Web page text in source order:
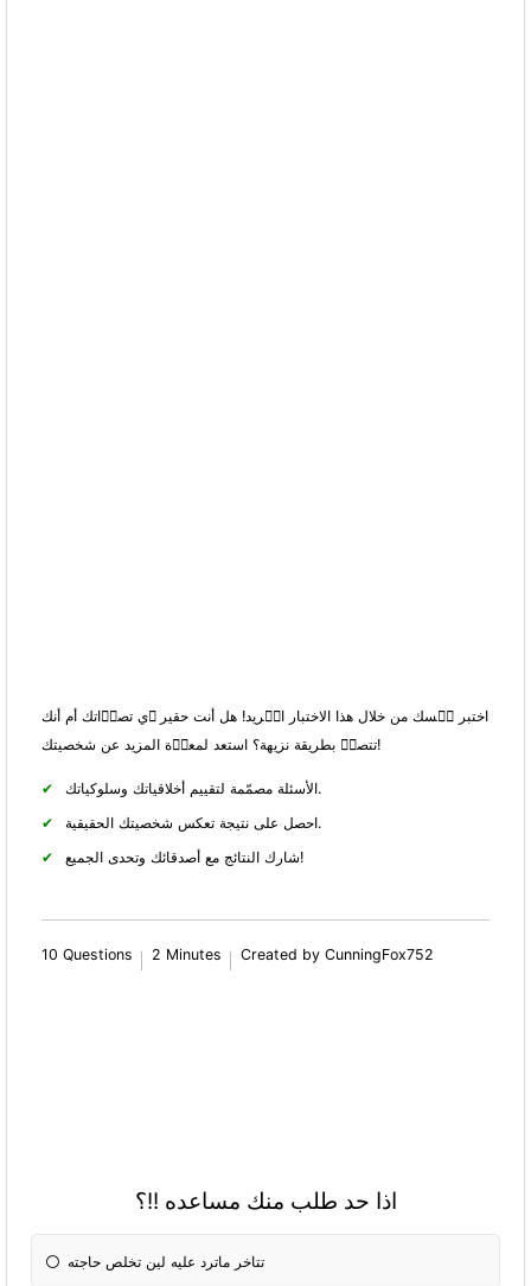
اختبر نٝسك من خلال هذا الاختبار الٝريد! هل أنت حقير ٝي تصرٝاتك أم أنك
تتصرٝ بطريقة نزيهة؟ استعد لمعرٝة المزيد عن شخصيتك!
الأسئلة مصمّمة لتقييم أخلاقياتك وسلوكياتك.
احصل على نتيجة تعكس شخصيتك الحقيقية.
شارك النتائج مع أصدقائك وتحدى الجميع!
10 Questions 2 Minutes Created by CunningFox752
اذا حد طلب منك مساعده !!؟
تتاخر ماترد عليه لين تخلص حاجته